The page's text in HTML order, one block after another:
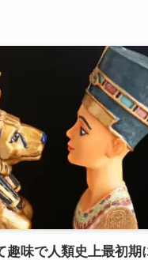
趣味で人類史上最初